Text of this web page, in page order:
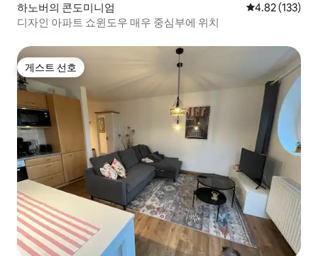
하노버의 콘도미니엄 평점 4.82점(5
4.82 (133)
디자인 아파트 쇼윈도우 매우 중심부에 위치
게스트 선호
게스트 선호